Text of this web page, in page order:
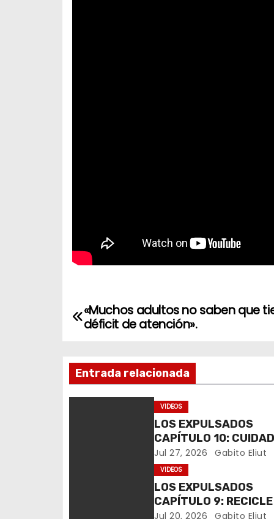
N
v
e
«Muchos adultos no saben que
déficit de atención».
Entrada relacionada
VIDEOS
LOS EXPULSADOS
CAPÍTULO 10:
LAS ESTADÍSTICAS
ELECTORALES
Jul 27, 2026 Gabito Eliut
VIDEOS
LOS EXPULSADOS
CAPÍTULO 9: RECICLE
HAY. ES
Jul 20, 2026 Gabito Eliut